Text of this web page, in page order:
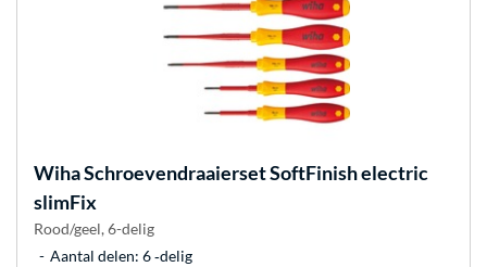
WihaSchroevendraaierset SoftFinish electric
slimFix
Rood/geel, 6-delig
Aantal delen: 6 ‐delig